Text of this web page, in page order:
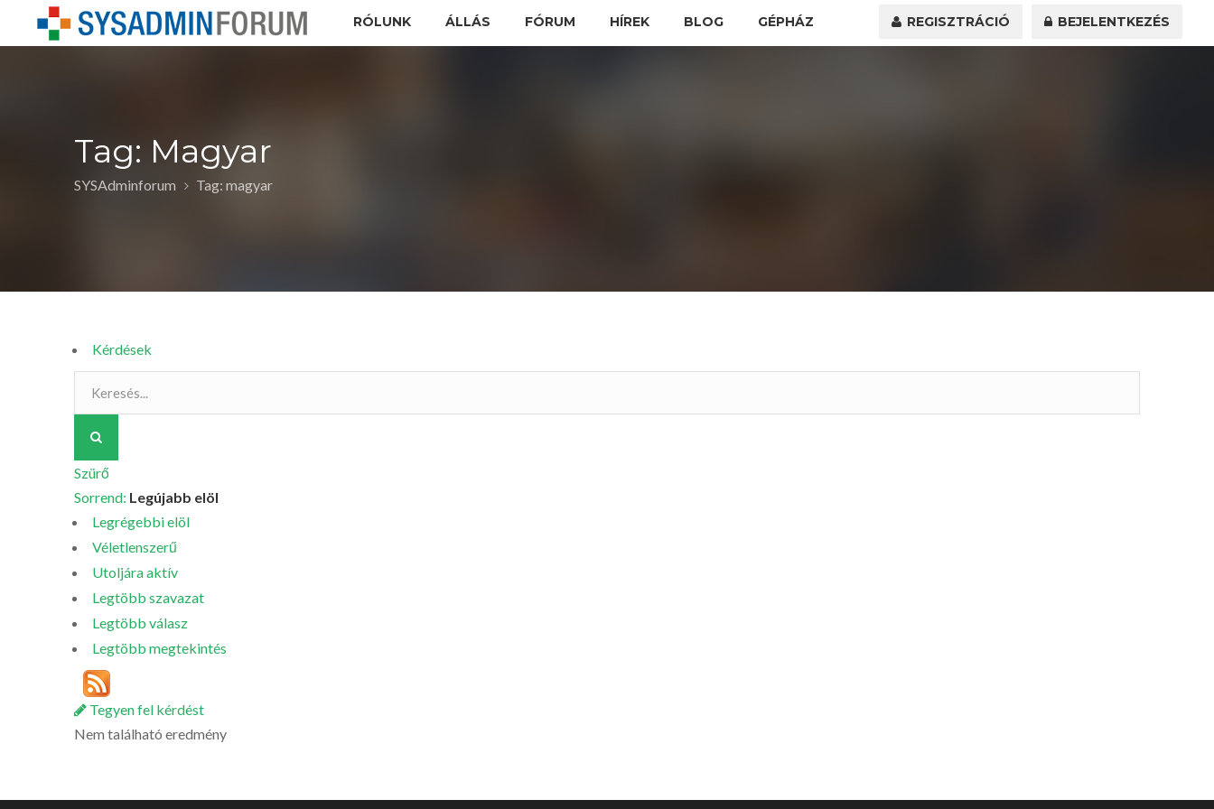
RÓLUNK ÁLLÁS FÓRUM HÍREK BLOG GÉPHÁZ REGISZTRÁCIÓ BEJELENTKEZÉS
Tag: Magyar
SYSAdminforum Tag: magyar
Kérdések
Szürő
Sorrend: Legújabb elöl
Legrégebbi elöl
Véletlenszerű
Utoljára aktív
Legtöbb szavazat
Legtöbb válasz
Legtöbb megtekintés
Tegyen fel kérdést
Nem található eredmény